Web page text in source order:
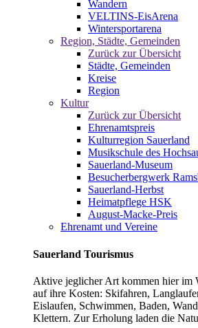
Wandern
VELTINS-EisArena
Wintersportarena
Region, Städte, Gemeinden
Zurück zur Übersicht
Städte, Gemeinden
Kreise
Region
Kultur
Zurück zur Übersicht
Ehrenamtspreis
Kulturregion Sauerland
Musikschule des
Sauerland-Museum
Besucherbergwerk
Sauerland-Herbst
Heimatpflege HSK
August-Macke-Preis
Ehrenamt und Vereine
Sauerland Tourismus
Aktive jeglicher Art kommen hier im
auf ihre Kosten: Skifahren,
Eislaufen, Schwimmen, Baden,
Klettern. Zur Erholung laden die